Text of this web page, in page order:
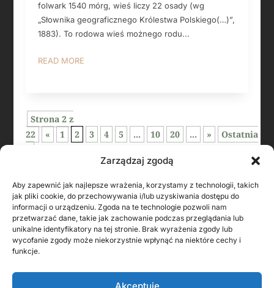
Zarządzaj zgodą
Aby zapewnić jak najlepsze wrażenia, korzystamy z technologii, takich
jak pliki cookie, do przechowywania i/lub uzyskiwania dostępu do
informacji o urządzeniu. Zgoda na te technologie pozwoli nam
przetwarzać dane, takie jak zachowanie podczas przeglądania lub
unikalne identyfikatory na tej stronie. Brak wyrażenia zgody lub
wycofanie zgody może niekorzystnie wpłynąć na niektóre cechy i
funkcje.
Akceptuję
folwark 1540 mórg, wieś liczy 22 osady (wg
„Słownika geograficznego Królestwa Polskiego(…)”,
1883). To rodowa wieś możnego rodu...
READ MORE
Strona 2 z
22
« 1 2 3 4 5 ... 10 20 ... »
Ostatnia
KONTAKT Z AUTOREM